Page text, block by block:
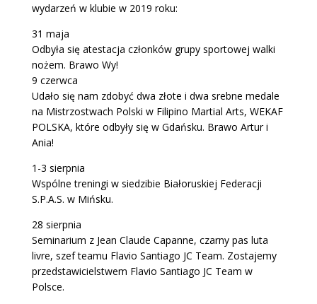
wydarzeń w klubie w 2019 roku:
31 maja
Odbyła się atestacja członków grupy sportowej walki
nożem. Brawo Wy!
9 czerwca
Udało się nam zdobyć dwa złote i dwa srebne medale
na Mistrzostwach Polski w Filipino Martial Arts, WEKAF
POLSKA, które odbyły się w Gdańsku. Brawo Artur i
Ania!
1-3 sierpnia
Wspólne treningi w siedzibie Białoruskiej Federacji
S.P.A.S. w Mińsku.
28 sierpnia
Seminarium z Jean Claude Capanne, czarny pas luta
livre, szef teamu Flavio Santiago JC Team. Zostajemy
przedstawicielstwem Flavio Santiago JC Team w
Polsce.